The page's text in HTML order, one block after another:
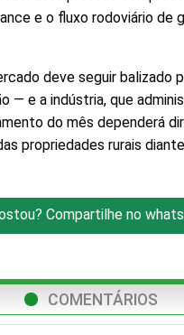
e o fluxo rodoviário
deve seguir
e a indústria, que
do mês dependerá
propriedades rurais
Compartilhe no
COMENTÁRIOS